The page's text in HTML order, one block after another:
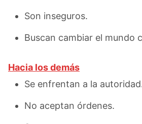
Son inseguros.
Buscan cambiar el mundo
Hacia los demás
Se enfrentan a la
No aceptan órdenes.